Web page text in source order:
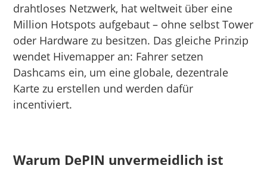
drahtloses Netzwerk, hat weltweit über eine
Million Hotspots aufgebaut – ohne selbst Tower
oder Hardware zu besitzen. Das gleiche Prinzip
wendet Hivemapper an: Fahrer setzen
Dashcams ein, um eine globale, dezentrale
Karte zu erstellen und werden dafür
incentiviert.
Warum DePIN unvermeidlich ist